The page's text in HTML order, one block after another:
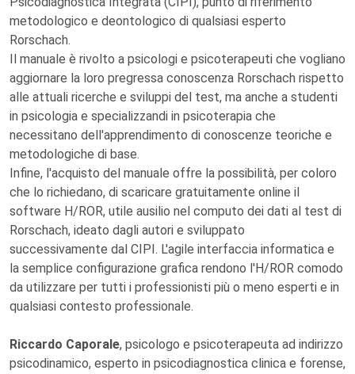
metodologico e deontologico di qualsiasi esperto
Rorschach.
Il manuale è rivolto a psicologi e psicoterapeuti che vogliano
aggiornare la loro pregressa conoscenza Rorschach rispetto
alle attuali ricerche e sviluppi del test, ma anche a studenti
in psicologia e specializzandi in psicoterapia che
necessitano dell'apprendimento di conoscenze teoriche e
metodologiche di base.
Infine, l'acquisto del manuale offre la possibilità, per coloro
che lo richiedano, di scaricare gratuitamente online il
software H/ROR, utile ausilio nel computo dei dati al test di
Rorschach, ideato dagli autori e sviluppato
successivamente dal CIPI. L'agile interfaccia informatica e
la semplice configurazione grafica rendono l'H/ROR comodo
da utilizzare per tutti i professionisti più o meno esperti e in
qualsiasi contesto professionale.
Riccardo Caporale, psicologo e psicoterapeuta ad indirizzo
psicodinamico, esperto in psicodiagnostica clinica e forense,